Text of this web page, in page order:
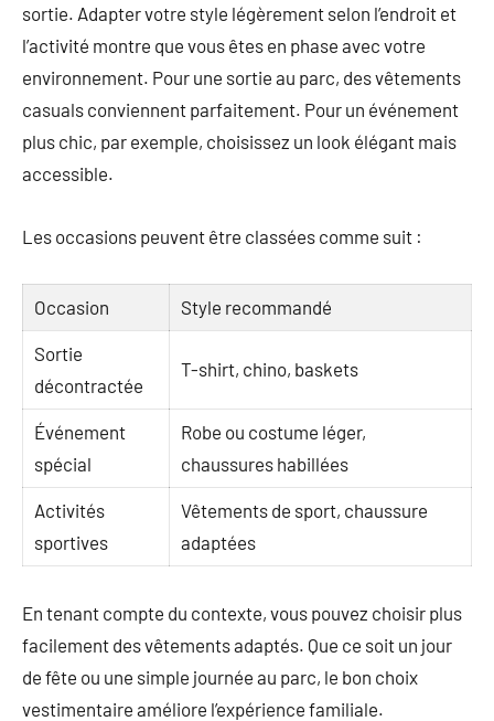
sortie. Adapter votre style légèrement selon l’endroit et
l’activité montre que vous êtes en phase avec votre
environnement. Pour une sortie au parc, des vêtements
casuals conviennent parfaitement. Pour un événement
plus chic, par exemple, choisissez un look élégant mais
accessible.
Les occasions peuvent être classées comme suit :
Occasion Style recommandé
Sortie
décontractée
T-shirt, chino, baskets
Événement
spécial
Robe ou costume léger,
chaussures habillées
Activités
sportives
Vêtements de sport, chaussure
adaptées
En tenant compte du contexte, vous pouvez choisir plus
facilement des vêtements adaptés. Que ce soit un jour
de fête ou une simple journée au parc, le bon choix
vestimentaire améliore l’expérience familiale.